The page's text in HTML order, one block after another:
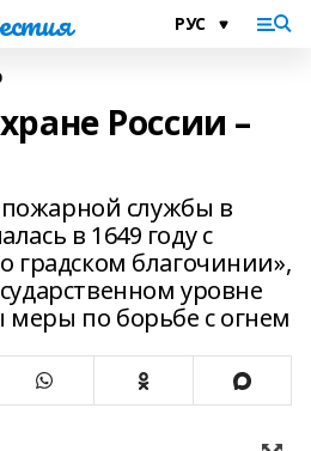
России –
службы в
в 1649 году с
градском благочинии»,
уровне
по борьбе с огнем